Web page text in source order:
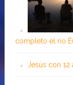
completo el río
Jesús con 12